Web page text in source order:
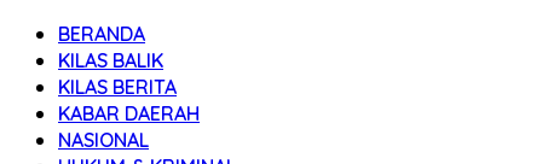
BERANDA
KILAS BALIK
KILAS BERITA
KABAR DAERAH
NASIONAL